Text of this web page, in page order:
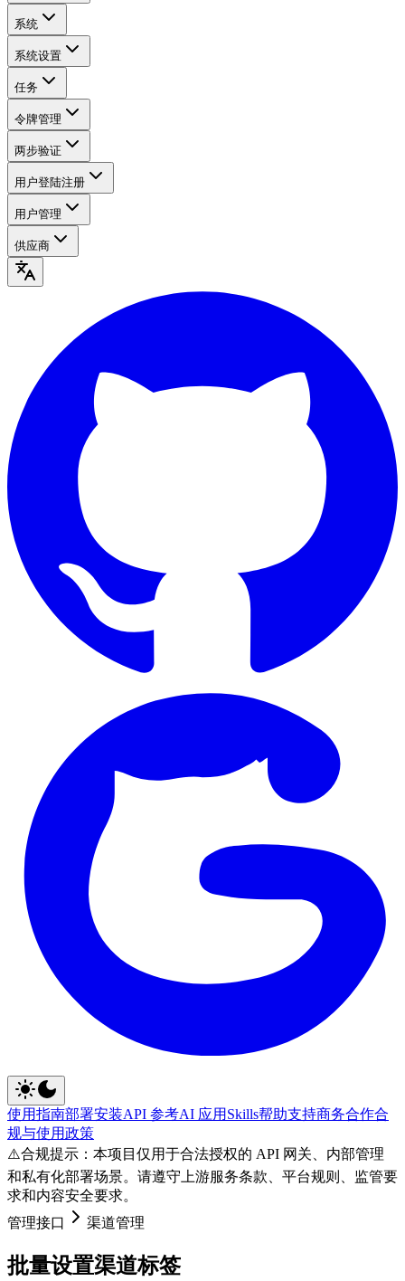
系统
系统设置
任务
令牌管理
两步验证
用户登陆注册
用户管理
供应商
使用指南部署安装API 参考AI 应用 Skills帮助支持商务合作合
规与使用政策
⚠️合规提示：本项目仅用于合法授权的 API 网关、内部管理
和私有化部署场景。请遵守上游服务条款、平台规则、监管要
求和内容安全要求。
管理接口
渠道管理
批量设置渠道标签